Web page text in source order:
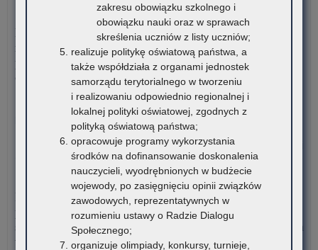
7 sierpnia 2026
Dane ostateczne – Rządowy program pomocy uczniom
niepełnosprawnym w formie dofinansowania zakupu
podręczników, materiałów edukacyjnych i materiałów
ćwiczeniowych (wyprawka szkolna)
W związku z harmonogramem realizacji Rządowego programu
pomocy uczniom niepełnosprawnym…
7 sierpnia 2026
Informacja o liczbie wolnych miejsc na semestr pierwszy klas I
publicznych szkół policealnych, branżowych szkół II stopnia i
szkół dla dorosłych (publicznych liceów ogólnokształcących) na
terenie województwa małopolskiego – rekrutacja na rok
zakresu obowiązku szkolnego i
obowiązku nauki oraz w sprawach
skreślenia uczniów z listy uczniów;
realizuje politykę oświatową państwa, a
także współdziała z organami jednostek
samorządu terytorialnego w tworzeniu
i realizowaniu odpowiednio regionalnej i
lokalnej polityki oświatowej, zgodnych z
polityką oświatową państwa;
opracowuje programy wykorzystania
środków na dofinansowanie doskonalenia
nauczycieli, wyodrębnionych w budżecie
wojewody, po zasięgnięciu opinii związków
zawodowych, reprezentatywnych w
rozumieniu ustawy o Radzie Dialogu
Społecznego;
organizuje olimpiady, konkursy, turnieje,